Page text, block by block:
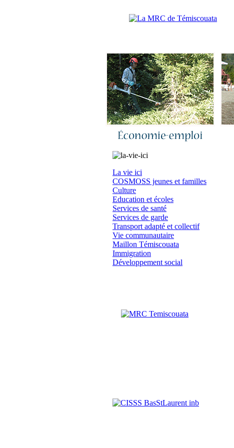
La vie ici
COSMOSS jeunes et familles
Culture
Education et écoles
Services de santé
Services de garde
Transport adapté et collectif
Vie communautaire
Maillon Témiscouata
Immigration
Développement social